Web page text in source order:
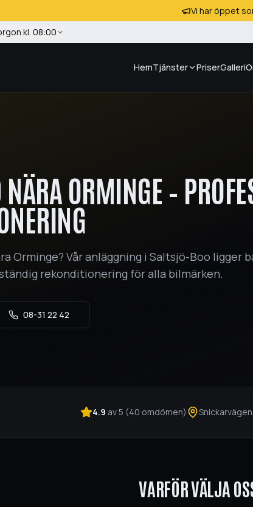
kl. 08:00
HemTjänster PriserGalleri
ORMINGE –
Orminge? Vår anläggning i Saltsjö-Boo ligger
rekonditionering för alla bilmärken.
08-31 22 42
4.9 av 5 (40 omdömen)
VARFÖR VÄLJA
Vi har öppet